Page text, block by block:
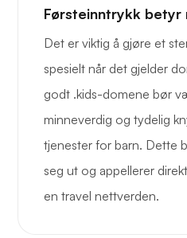
Førsteinntrykk betyr
Det er viktig å gjøre et
spesielt når det gjelder
godt .kids-domene bør
minneverdig og tydelig
tjenester for barn. Dette
seg ut og appellerer
en travel nettverden.